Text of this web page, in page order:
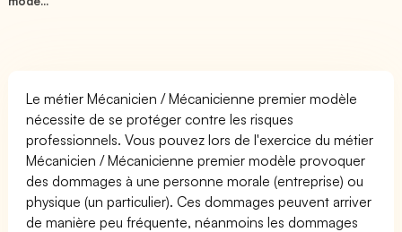
Le métier Mécanicien / Mécanicienne premier modèle
nécessite de se protéger contre les risques
professionnels. Vous pouvez lors de l'exercice du métier
Mécanicien / Mécanicienne premier modèle provoquer
des dommages à une personne morale (entreprise) ou
physique (un particulier). Ces dommages peuvent arriver
de manière peu fréquente, néanmoins les dommages